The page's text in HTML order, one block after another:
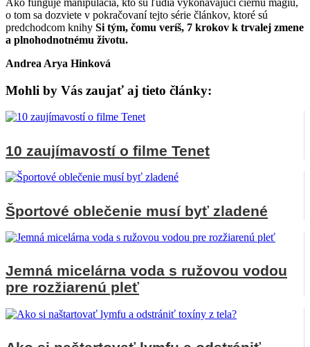
o tom sa dozviete v pokračovaní tejto série článkov, ktoré sú
predchodcom knihy Si tým, čomu veríš, 7 krokov k trvalej zmene
a plnohodnotnému životu.
Andrea Arya Hinková
Mohli by Vás zaujať aj tieto články:
10 zaujímavostí o filme Tenet
Športové oblečenie musí byť zladené
Jemná micelárna voda s ružovou vodou
pre rozžiarenú pleť